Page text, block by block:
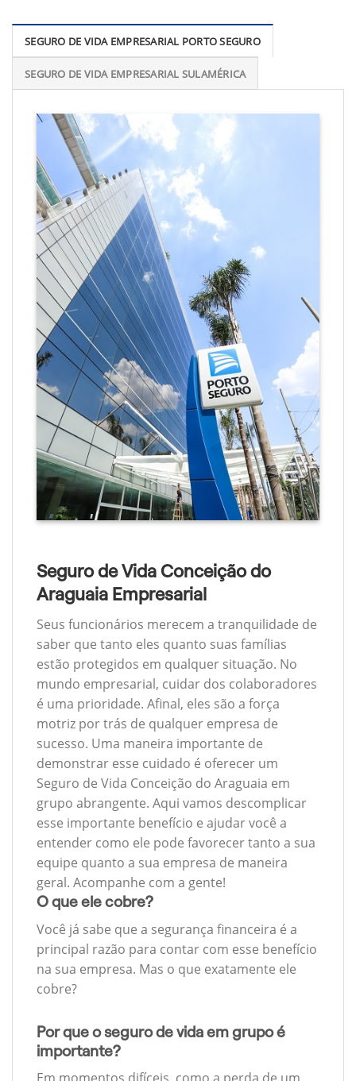
SEGURO DE VIDA EMPRESARIAL PORTO SEGURO
SEGURO DE VIDA EMPRESARIAL SULAMÉRICA
Seguro de Vida Conceição do
Araguaia Empresarial
Seus funcionários merecem a tranquilidade de
saber que tanto eles quanto suas famílias
estão protegidos em qualquer situação. No
mundo empresarial, cuidar dos colaboradores
é uma prioridade. Afinal, eles são a força
motriz por trás de qualquer empresa de
sucesso. Uma maneira importante de
demonstrar esse cuidado é oferecer um
Seguro de Vida Conceição do Araguaia em
grupo abrangente. Aqui vamos descomplicar
esse importante benefício e ajudar você a
entender como ele pode favorecer tanto a sua
equipe quanto a sua empresa de maneira
geral. Acompanhe com a gente!
O que ele cobre?
Você já sabe que a segurança financeira é a
principal razão para contar com esse benefício
na sua empresa. Mas o que exatamente ele
cobre?
Por que o seguro de vida em grupo é
importante?